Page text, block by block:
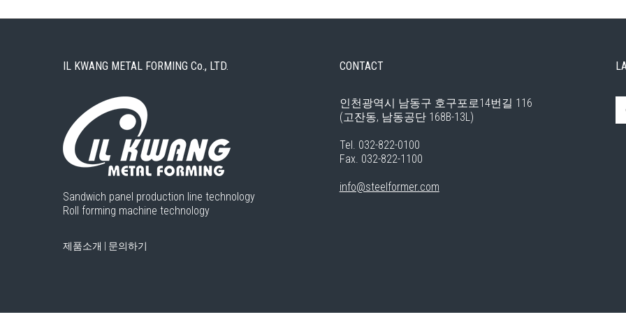
IL KWANG METAL FORMING Co., LTD.
Sandwich panel production line technology
Roll forming machine technology
제품소개 문의하기
CONTACT
인천광역시 남동구 호구포로14번길 116
(고잔동, 남동공단 168B-13L)
Tel. 032-822-0100
Fax. 032-822-1100
info@steelformer.com